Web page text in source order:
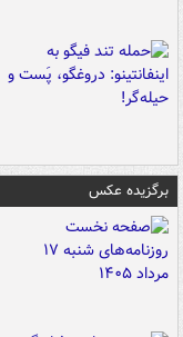
برگزیده عکس